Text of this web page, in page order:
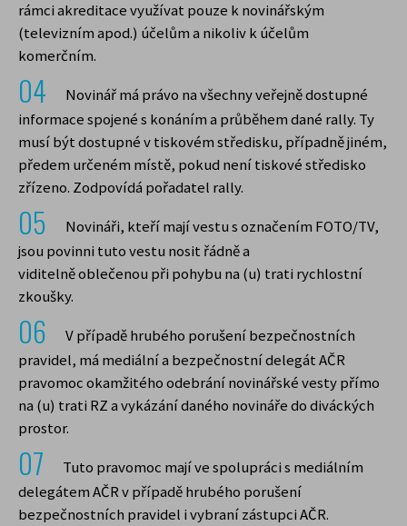
rámci akreditace využívat pouze k novinářským
(televizním apod.) účelům a nikoliv k účelům
komerčním.
Novinář má právo na všechny veřejně dostupné
informace spojené s konáním a průběhem dané rally. Ty
musí být dostupné v tiskovém středisku, případně jiném,
předem určeném místě, pokud není tiskové středisko
zřízeno. Zodpovídá pořadatel rally.
Novináři, kteří mají vestu s označením FOTO/TV,
jsou povinni tuto vestu nosit řádně a
viditelně oblečenou při pohybu na (u) trati rychlostní
zkoušky.
V případě hrubého porušení bezpečnostních
pravidel, má mediální a bezpečnostní delegát AČR
pravomoc okamžitého odebrání novinářské vesty přímo
na (u) trati RZ a vykázání daného novináře do diváckých
prostor.
Tuto pravomoc mají ve spolupráci s mediálním
delegátem AČR v případě hrubého porušení
bezpečnostních pravidel i vybraní zástupci AČR.
webové stránky na základě vaší návštěvy.
Pomocí marketingových cookies vám
můžeme nabídnout přesnější reklamní obsah
stránek.
Zakázání cookies v prohlížeči
Bez vašeho souhlasu do prohlížeče
Zakázáním všech cookies v prohlížeči může
docházet k nefunkčnostem některých částí
webu. Více informací k zákazu cookies najdete
v souborech s nápovědou vašeho prohlížeče:
Google Chrome
Microsoft Edge
Safari